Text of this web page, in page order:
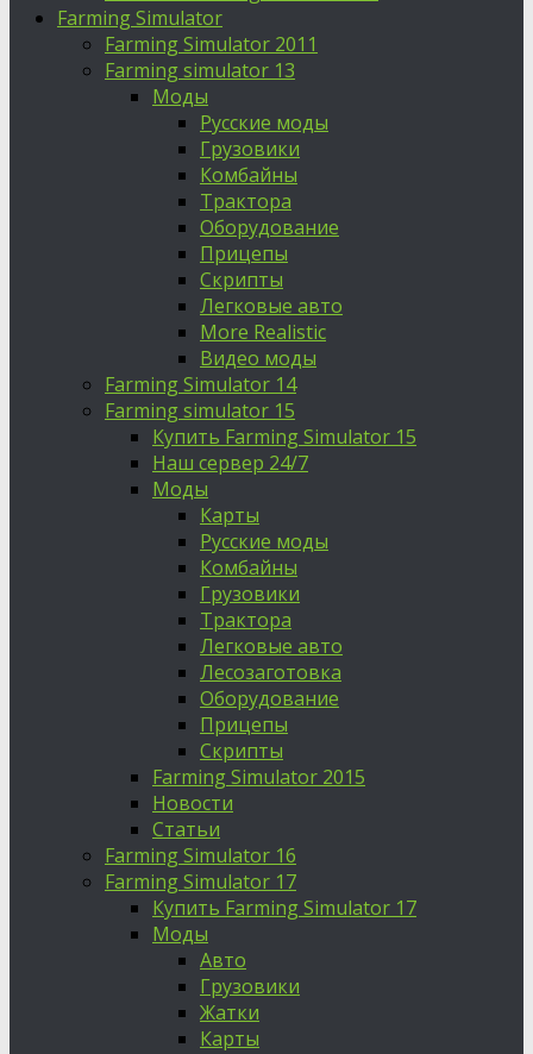
Farming Simulator
Farming Simulator 2011
Farming simulator 13
Моды
Русские моды
Грузовики
Комбайны
Трактора
Оборудование
Прицепы
Скрипты
Легковые авто
More Realistic
Видео моды
Farming Simulator 14
Farming simulator 15
Купить Farming Simulator 15
Наш сервер 24/7
Моды
Карты
Русские моды
Комбайны
Грузовики
Трактора
Легковые авто
Лесозаготовка
Оборудование
Прицепы
Скрипты
Farming Simulator 2015
Новости
Статьи
Farming Simulator 16
Farming Simulator 17
Купить Farming Simulator 17
Моды
Авто
Грузовики
Жатки
Карты